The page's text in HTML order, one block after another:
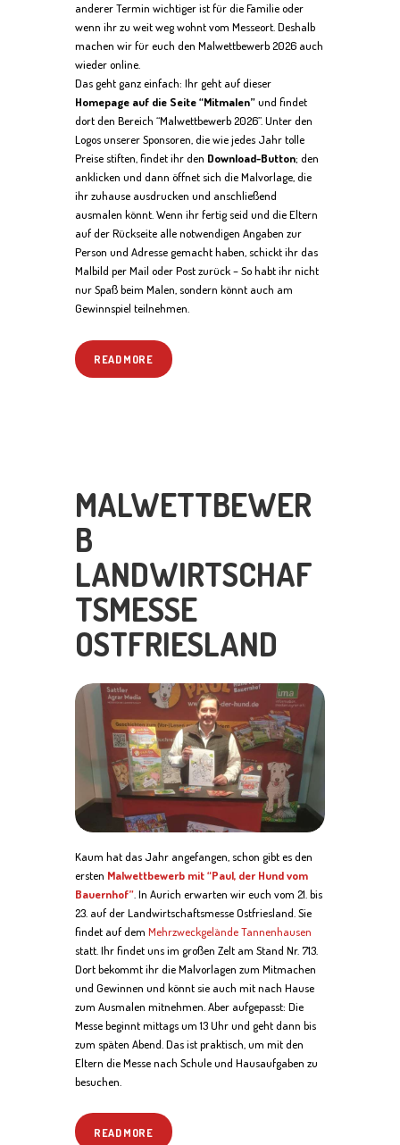
anderer Termin wichtiger ist für die Familie oder
wenn ihr zu weit weg wohnt vom Messeort. Deshalb
machen wir für euch den Malwettbewerb 2026 auch
wieder online.
Das geht ganz einfach: Ihr geht auf dieser
Homepage auf die Seite “Mitmalen”und findet
dort den Bereich “Malwettbewerb 2026”. Unter den
Logos unserer Sponsoren, die wie jedes Jahr tolle
Preise stiften, findet ihr den Download-Button; den
anklicken und dann öffnet sich die Malvorlage, die
ihr zuhause ausdrucken und anschließend
ausmalen könnt. Wenn ihr fertig seid und die Eltern
auf der Rückseite alle notwendigen Angaben zur
Person und Adresse gemacht haben, schickt ihr das
Malbild per Mail oder Post zurück – So habt ihr nicht
nur Spaß beim Malen, sondern könnt auch am
Gewinnspiel teilnehmen.
READ MORE
MALWETTBEWER
B
LANDWIRTSCHAF
TSMESSE
OSTFRIESLAND
Kaum hat das Jahr angefangen, schon gibt es den
ersten Malwettbewerb mit “Paul, der Hund vom
Bauernhof” . In Aurich erwarten wir euch vom 21. bis
23. auf der Landwirtschaftsmesse Ostfriesland. Sie
findet auf dem Mehrzweckgelände Tannenhausen
statt. Ihr findet uns im großen Zelt am Stand Nr. 713.
Dort bekommt ihr die Malvorlagen zum Mitmachen
und Gewinnen und könnt sie auch mit nach Hause
zum Ausmalen mitnehmen. Aber aufgepasst: Die
Messe beginnt mittags um 13 Uhr und geht dann bis
zum späten Abend. Das ist praktisch, um mit den
Eltern die Messe nach Schule und Hausaufgaben zu
besuchen.
READ MORE